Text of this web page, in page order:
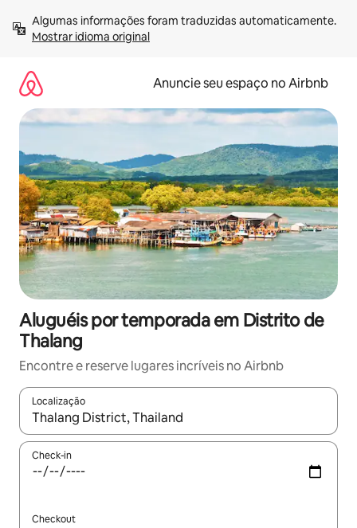
para
Mostrar idioma original
Anuncie seu espaço no Airbnb
Aluguéis por temporada em Distrito de
Thalang
Encontre e reserve lugares incríveis no Airbnb
Localização
Quando os resultados estiverem disponíveis, explore-os
Check-in
Checkout